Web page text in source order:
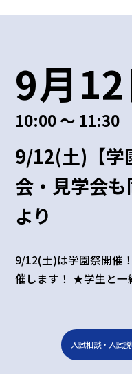
9月12
10:00 ～ 11:30
9/12(土)【学
会・見学会
より
9/12(土)は学園祭開催
催します！ ★学生と一
了！ ★この日は学食体
がさまざまなイベント
入試相談・入試